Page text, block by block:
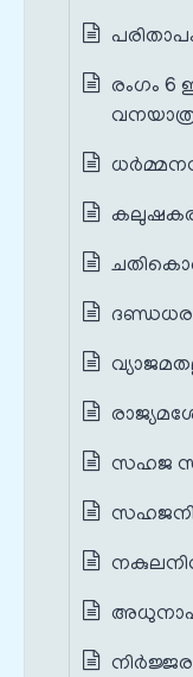
രംഗം 6
സഹജ